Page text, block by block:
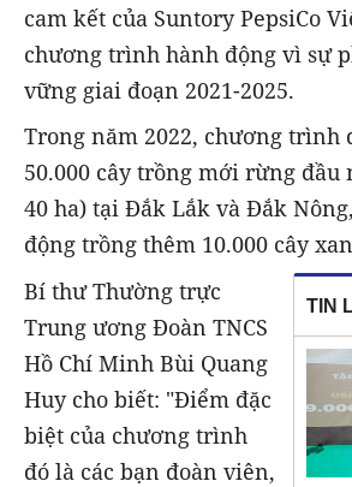
cam kết của Suntory PepsiCo
chương trình hành động vì sự
vững giai đoạn 2021-2025.
Trong năm 2022, chương trình
50.000 cây trồng mới rừng đầu
40 ha) tại Đắk Lắk và Đắk
động trồng thêm 10.000 cây
TIN
Bí thư Thường trực
Trung ương Đoàn TNCS
Hồ Chí Minh Bùi Quang
Huy cho biết: "Điểm đặc
biệt của chương trình
đó là các bạn đoàn viên,